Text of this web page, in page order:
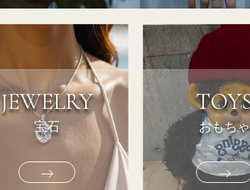
JEWELRY
宝石 おもちゃ